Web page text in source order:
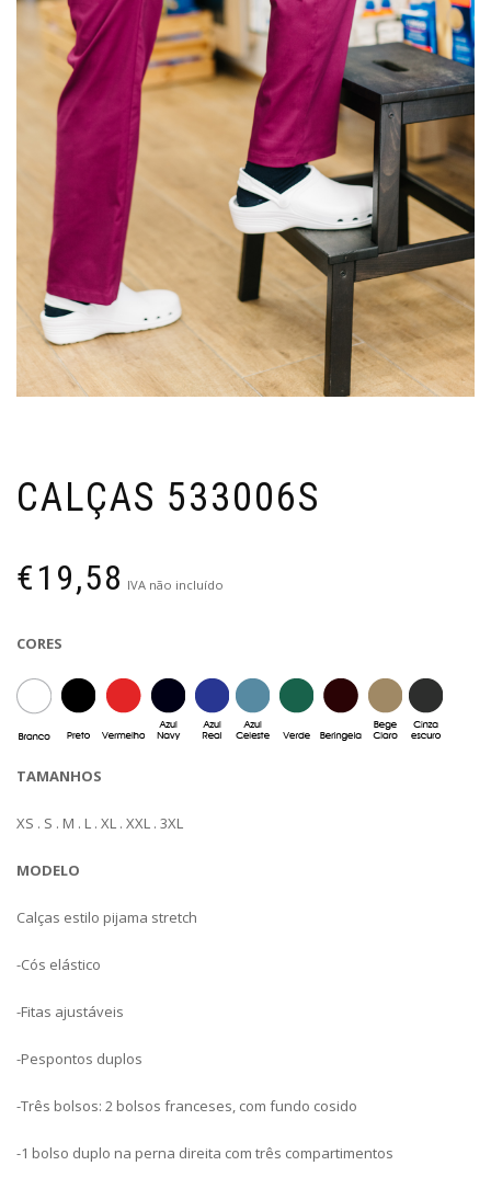
CALÇAS 533006S
€19,58 IVA não incluído
CORES
TAMANHOS
XS . S . M . L . XL . XXL . 3XL
MODELO
Calças estilo pijama stretch
-Cós elástico
-Fitas ajustáveis
-Pespontos duplos
-Três bolsos: 2 bolsos franceses, com fundo cosido
-1 bolso duplo na perna direita com três compartimentos